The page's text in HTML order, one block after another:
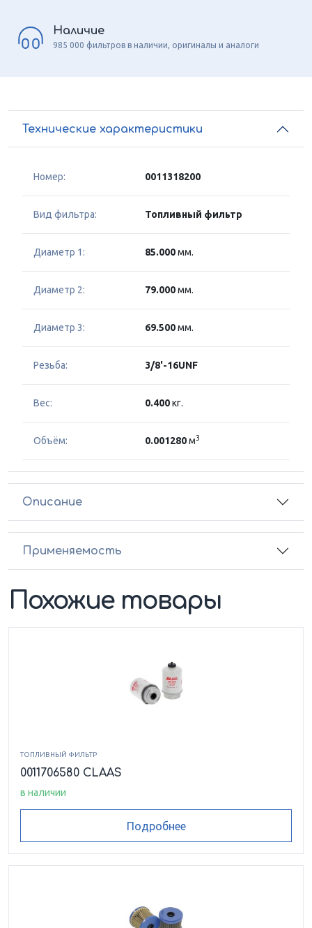
Наличие
985 000 фильтров в наличии, оригиналы и аналоги
Технические характеристики
Номер: 0011318200
Вид фильтра: Топливный фильтр
Диаметр 1: 85.000мм.
Диаметр 2: 79.000мм.
Диаметр 3: 69.500мм.
Резьба: 3/8'-16UNF
Вес: 0.400кг.
Объём: 0.001280м3
Описание
Применяемость
Похожие товары
ТОПЛИВНЫЙ ФИЛЬТР
0011706580 CLAAS
в наличии
Подробнее